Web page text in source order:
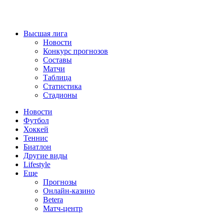
Высшая лига
Новости
Конкурс прогнозов
Составы
Матчи
Таблица
Статистика
Стадионы
Новости
Футбол
Хоккей
Теннис
Биатлон
Другие виды
Lifestyle
Еще
Прогнозы
Онлайн-казино
Betera
Матч-центр